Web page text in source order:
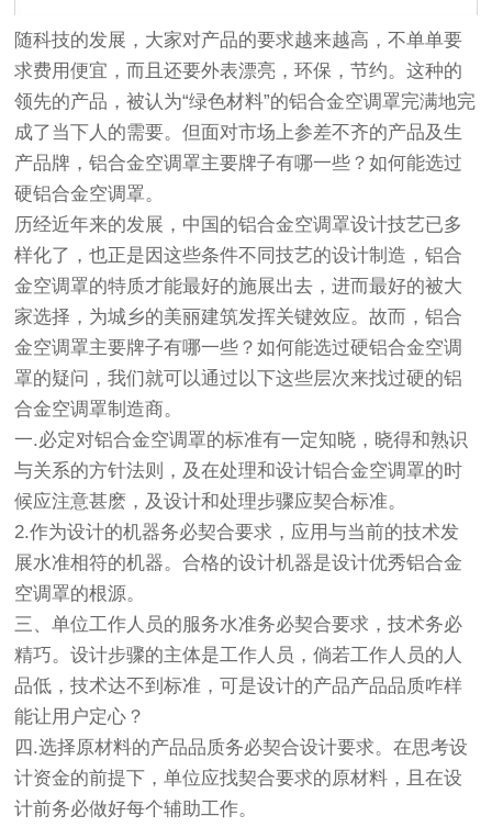
随科技的发展，大家对产品的要求越来越高，不单单要
求费用便宜，而且还要外表漂亮，环保，节约。这种的
领先的产品，被认为“绿色材料”的铝合金空调罩完满地完
成了当下人的需要。但面对市场上参差不齐的产品及生
产品牌，铝合金空调罩主要牌子有哪一些？如何能选过
硬铝合金空调罩。
历经近年来的发展，中国的铝合金空调罩设计技艺已多
样化了，也正是因这些条件不同技艺的设计制造，铝合
金空调罩的特质才能最好的施展出去，进而最好的被大
家选择，为城乡的美丽建筑发挥关键效应。故而，铝合
金空调罩主要牌子有哪一些？如何能选过硬铝合金空调
罩的疑问，我们就可以通过以下这些层次来找过硬的铝
合金空调罩制造商。
一.必定对铝合金空调罩的标准有一定知晓，晓得和熟识
与关系的方针法则，及在处理和设计铝合金空调罩的时
候应注意甚麽，及设计和处理步骤应契合标准。
2.作为设计的机器务必契合要求，应用与当前的技术发
展水准相符的机器。合格的设计机器是设计优秀铝合金
空调罩的根源。
三、单位工作人员的服务水准务必契合要求，技术务必
精巧。设计步骤的主体是工作人员，倘若工作人员的人
品低，技术达不到标准，可是设计的产品产品品质咋样
能让用户定心？
四.选择原材料的产品品质务必契合设计要求。在思考设
计资金的前提下，单位应找契合要求的原材料，且在设
计前务必做好每个辅助工作。